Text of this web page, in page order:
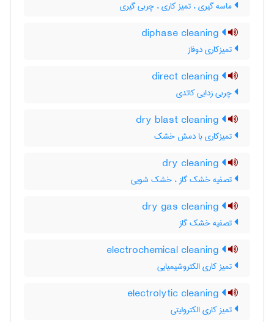
ماسه گیری ، تمیز کاری ، چربی گیری
تمیزکاری دوفاز
چربی زدایی کاتدی
تمیزکاری با دمش خشک
تصفیه خشک گاز ، خشک شویی
تصفیه خشک گاز
تمیز کاری الکتروشیمیایی
تمیز کاری الکترولیتی